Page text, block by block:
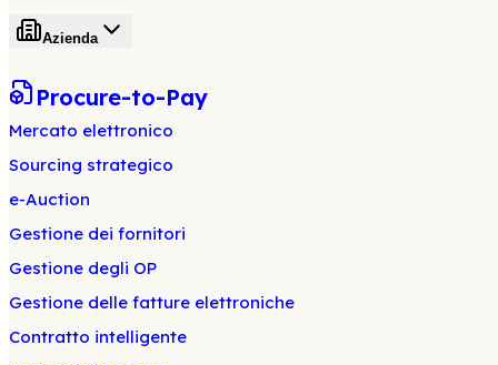
Azienda
Procure-to-Pay
Mercato elettronico
Sourcing strategico
e-Auction
Gestione dei fornitori
Gestione degli OP
Gestione delle fatture elettroniche
Contratto intelligente